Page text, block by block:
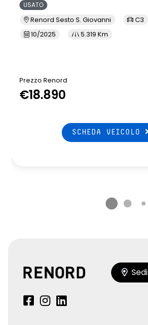
USATO
Renord Sesto S. Giovanni
C3
10/2025
5.319 Km
Prezzo Renord
€18.890
SCHEDA VEICOLO
Sedi